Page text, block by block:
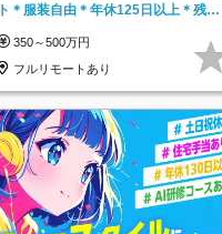
ト＊服装自由＊年休125日以上＊残業
350～500万円
フルリモートあり